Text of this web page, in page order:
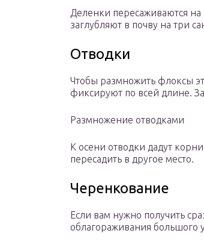
Деленки пересаживаются
заглубляют в почву на три
Отводки
Чтобы размножить флоксы
фиксируют по всей длине.
Размножение отводками
К осени отводки дадут
пересадить в другое место.
Черенкование
Если вам нужно получить
облагораживания большого